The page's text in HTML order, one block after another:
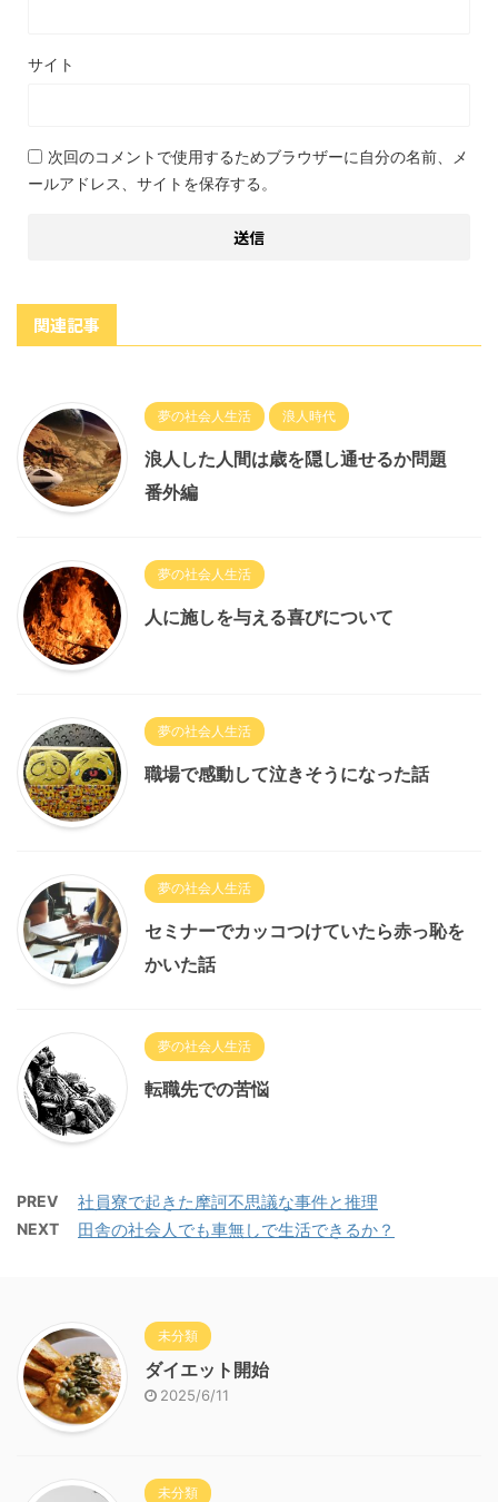
サイト
次回のコメントで使用するためブラウザーに自分の名前、メ
ールアドレス、サイトを保存する。
関連記事
夢の社会人生活 浪人時代
浪人した人間は歳を隠し通せるか問題
番外編
夢の社会人生活
人に施しを与える喜びについて
夢の社会人生活
職場で感動して泣きそうになった話
夢の社会人生活
セミナーでカッコつけていたら赤っ恥を
かいた話
夢の社会人生活
転職先での苦悩
PREV 社員寮で起きた摩訶不思議な事件と推理
NEXT 田舎の社会人でも車無しで生活できるか？
未分類
ダイエット開始
2025/6/11
未分類